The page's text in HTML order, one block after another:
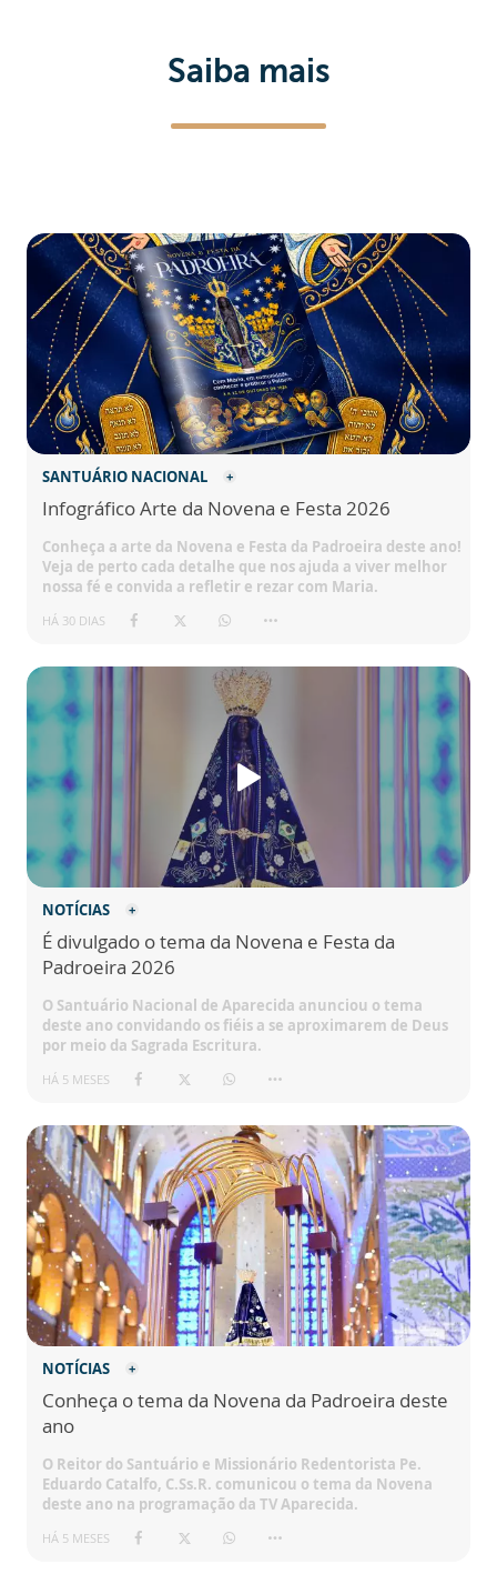
Saiba mais
SANTUÁRIO NACIONAL
Infográfico Arte da Novena e Festa 2026
Conheça a arte da Novena e Festa da Padroeira deste ano!
Veja de perto cada detalhe que nos ajuda a viver melhor
nossa fé e convida a refletir e rezar com Maria.
HÁ 30 DIAS
NOTÍCIAS
É divulgado o tema da Novena e Festa da
Padroeira 2026
O Santuário Nacional de Aparecida anunciou o tema
deste ano convidando os fiéis a se aproximarem de Deus
por meio da Sagrada Escritura.
HÁ 5 MESES
NOTÍCIAS
Conheça o tema da Novena da Padroeira deste
ano
O Reitor do Santuário e Missionário Redentorista Pe.
Eduardo Catalfo, C.Ss.R. comunicou o tema da Novena
deste ano na programação da TV Aparecida.
HÁ 5 MESES